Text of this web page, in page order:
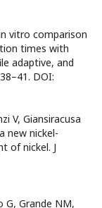
vitro comparison
times with
adaptive, and
DOI:
V, Giansiracusa
new nickel-
of nickel. J
G, Grande NM,